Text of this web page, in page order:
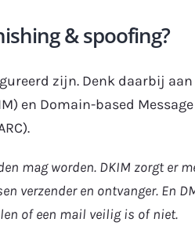
& spoofing?
zijn. Denk daarbij aan
en Domain-based Message
mag worden. DKIM zorgt er
verzender en ontvanger. En
of een mail veilig is of niet.